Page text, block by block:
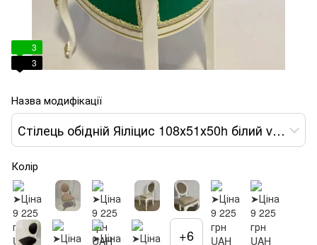
3
3
Назва модифікації
Стілець обідній Яіліцис 108х51х50h білий var 16
Колір
+6